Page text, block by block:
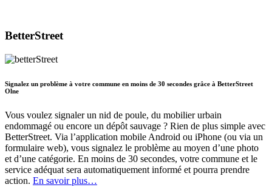
BetterStreet
Signalez un problème à votre commune en moins de 30 secondes grâce à BetterStreet
Olne
Vous voulez signaler un nid de poule, du mobilier urbain
endommagé ou encore un dépôt sauvage ? Rien de plus simple avec
BetterStreet. Via l’application mobile Android ou iPhone (ou via un
formulaire web), vous signalez le problème au moyen d’une photo
et d’une catégorie. En moins de 30 secondes, votre commune et le
service adéquat sera automatiquement informé et pourra prendre
action. En savoir plus…